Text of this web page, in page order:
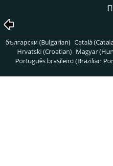
български (Bulgarian) Català
Hrvatski (Croatian) Magyar
Português brasileiro (Brazilian